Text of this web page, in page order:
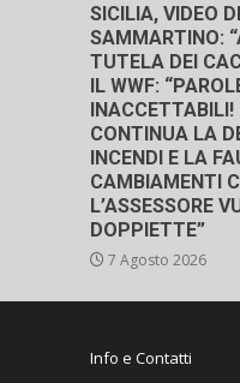
SICILIA, VIDEO
SAMMARTINO:
TUTELA DEI
IL WWF:
INACCETTABILI!
CONTINUA LA
INCENDI E LA
CAMBIAMENTI
L’ASSESSORE
DOPPIETTE”
7 Agosto 2026
Info e Contatti